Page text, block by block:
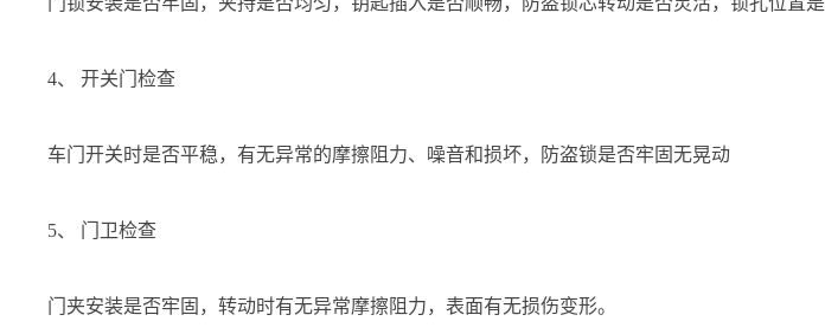
4、 开关门检查
车门开关时是否平稳，有无异常的摩擦阻力、噪音和损坏，防盗锁是否牢固无晃动
5、 门卫检查
门夹安装是否牢固，转动时有无异常摩擦阻力，表面有无损伤变形。